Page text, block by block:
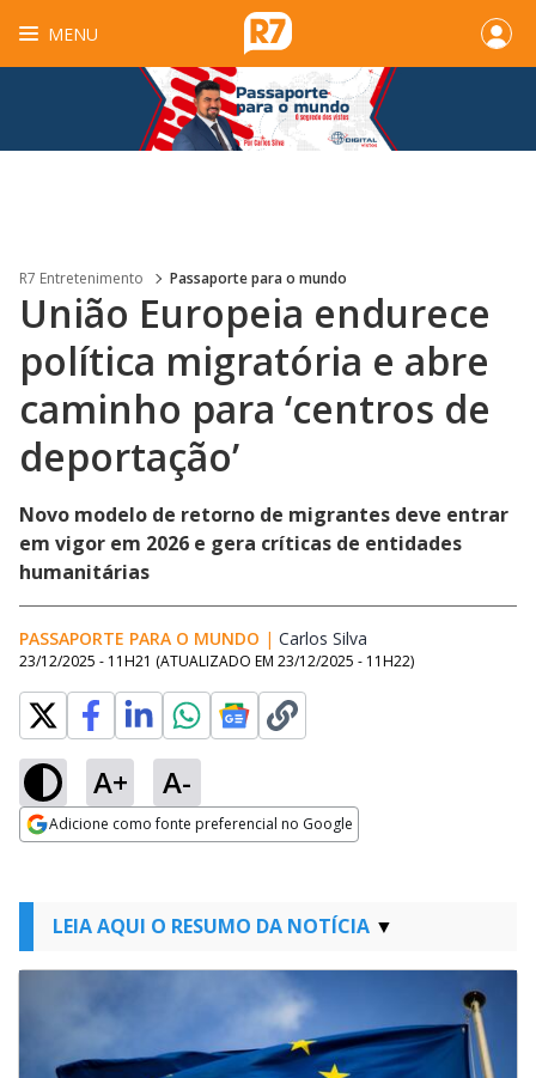
MENU
R7 Entretenimento Passaporte para o mundo
União Europeia endurece
política migratória e abre
caminho para ‘centros de
deportação’
Novo modelo de retorno de migrantes deve entrar
em vigor em 2026 e gera críticas de entidades
humanitárias
PASSAPORTE PARA O MUNDO | Carlos Silva
23/12/2025 - 11H21 (ATUALIZADO EM 23/12/2025 - 11H22)
A+ A-
Adicione como fonte preferencial no Google
LEIA AQUI O RESUMO DA NOTÍCIA